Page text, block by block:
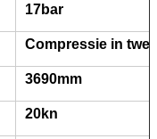
achter
terug!
17bar
Compressie in
3690mm
20kn